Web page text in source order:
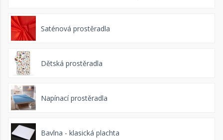
Saténová prostěradla
Dětská prostěradla
Napínací prostěradla
Bavlna - klasická plachta